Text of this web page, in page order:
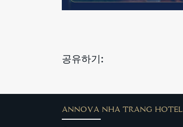
공유하기:
ANNOVA NHA TRANG HOTEL